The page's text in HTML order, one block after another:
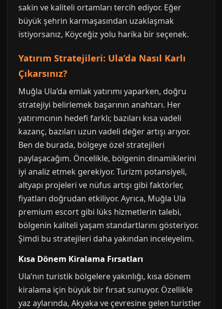
sakin ve kaliteli ortamları tercih ediyor. Eğer
büyük şehrin karmaşasından uzaklaşmak
istiyorsanız, Köyceğiz yolu harika bir seçenek.
Yatırım Stratejileri: Ula’da Nasıl Karlı
Çıkarsınız?
Muğla Ula’da emlak yatırımı yaparken, doğru
stratejiyi belirlemek başarının anahtarı. Her
yatırımcının hedefi farklı; bazıları kısa vadeli
kazanç, bazıları uzun vadeli değer artışı arıyor.
Ben de burada, bölgeye özel stratejileri
paylaşacağım. Öncelikle, bölgenin dinamiklerini
iyi analiz etmek gerekiyor. Turizm potansiyeli,
altyapı projeleri ve nüfus artışı gibi faktörler,
fiyatları doğrudan etkiliyor. Ayrıca, Muğla Ula
premium escort gibi lüks hizmetlerin talebi,
bölgenin kaliteli yaşam standartlarını gösteriyor.
Şimdi bu stratejileri daha yakından inceleyelim.
Kısa Dönem Kiralama Fırsatları
Ula’nın turistik bölgelere yakınlığı, kısa dönem
kiralama için büyük bir fırsat sunuyor. Özellikle
yaz aylarında, Akyaka ve çevresine gelen turistler